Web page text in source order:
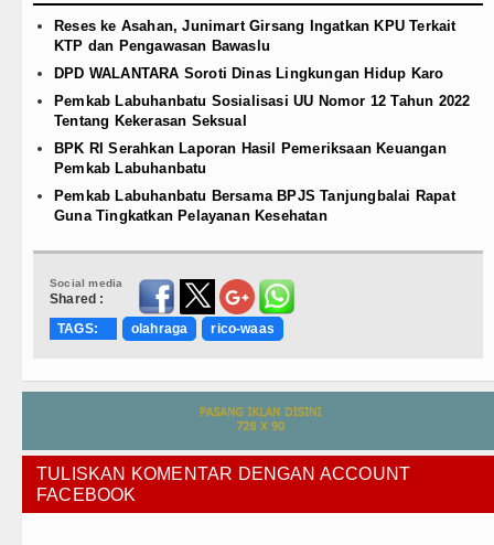
Reses ke Asahan, Junimart Girsang Ingatkan KPU Terkait
KTP dan Pengawasan Bawaslu
DPD WALANTARA Soroti Dinas Lingkungan Hidup Karo
Pemkab Labuhanbatu Sosialisasi UU Nomor 12 Tahun 2022
Tentang Kekerasan Seksual
BPK RI Serahkan Laporan Hasil Pemeriksaan Keuangan
Pemkab Labuhanbatu
Pemkab Labuhanbatu Bersama BPJS Tanjungbalai Rapat
Guna Tingkatkan Pelayanan Kesehatan
Social media
Shared :
TAGS:
olahraga rico-waas
TULISKAN KOMENTAR DENGAN ACCOUNT
FACEBOOK